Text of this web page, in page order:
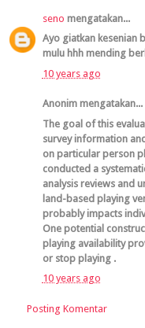
seno mengatakan...
Ayo giatkan kesenian
mulu hhh mending
10 years ago
Anonim mengatakan...
The goal of this
survey information
on particular person
conducted a
analysis reviews and
land-based playing
probably impacts
One potential
playing availability
or stop playing .
10 years ago
Posting Komentar